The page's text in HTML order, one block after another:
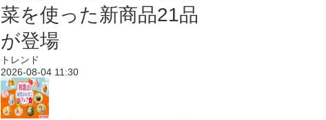
菜を使った新商品21品
が登場
トレンド
2026-08-04 11:30